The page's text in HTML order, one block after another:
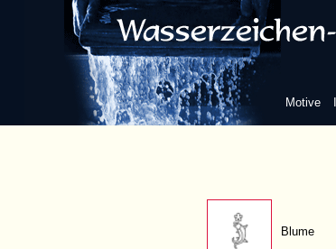
Motive
senkrecht
gekrümmt
Blume